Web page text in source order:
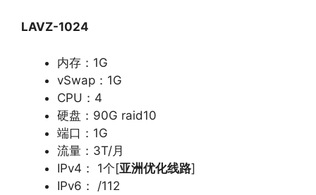
LAVZ-1024
内存：1G
vSwap：1G
CPU：4
硬盘：90G raid10
端口：1G
流量：3T/月
IPv4： 1个[亚洲优化线路]
IPv6： /112